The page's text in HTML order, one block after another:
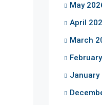
May
April
March
January